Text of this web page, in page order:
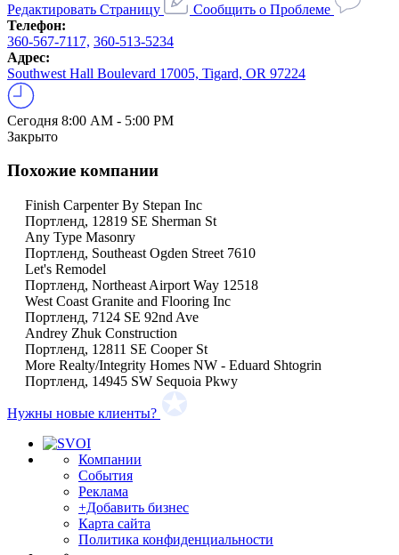
Редактировать Страницу
Сообщить о Проблеме
Телефон:
360-567-7117, 360-513-5234
Адрес:
Southwest Hall Boulevard 17005, Tigard, OR 97224
Сегодня 8:00 AM - 5:00 PM
Закрыто
Похожие компании
Finish Carpenter By Stepan Inc
Портленд, 12819 SE Sherman St
Any Type Masonry
Портленд, Southeast Ogden Street 7610
Let's Remodel
Портленд, Northeast Airport Way 12518
West Coast Granite and Flooring Inc
Портленд, 7124 SE 92nd Ave
Andrey Zhuk Construction
Портленд, 12811 SE Cooper St
More Realty/Integrity Homes NW - Eduard Shtogrin
Портленд, 14945 SW Sequoia Pkwy
Нужны новые клиенты?
Компании
События
Реклама
+Добавить бизнес
Карта сайта
Политика конфиденциальности